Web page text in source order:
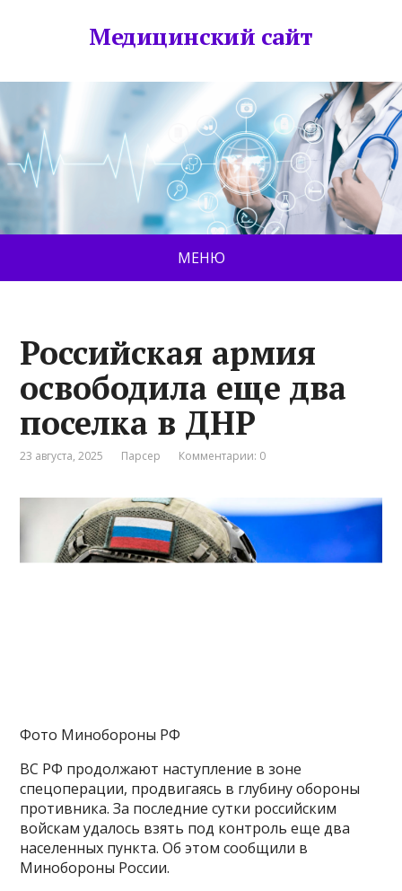
Медицинский сайт
МЕНЮ
Российская армия
освободила еще два
поселка в ДНР
23 августа, 2025 Парсер Комментарии: 0
Фото Минобороны РФ
ВС РФ продолжают наступление в зоне
спецоперации, продвигаясь в глубину обороны
противника. За последние сутки российским
войскам удалось взять под контроль еще два
населенных пункта. Об этом сообщили в
Минобороны России.